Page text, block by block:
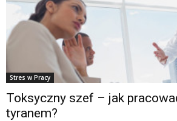
Stres w Pracy
Toksyczny szef – jak
tyranem?